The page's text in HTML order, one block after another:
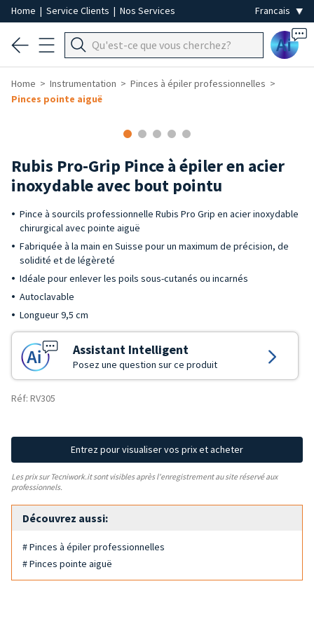
Home | Service Clients | Nos Services
Ai
Home Instrumentation
Pinces à épiler professionnelles
Pinces pointe aiguë
Rubis Pro-Grip Pince à épiler en acier
inoxydable avec bout pointu
Pince à sourcils professionnelle Rubis Pro Grip en acier inoxydable
chirurgical avec pointe aiguë
Fabriquée à la main en Suisse pour un maximum de précision, de
solidité et de légèreté
Idéale pour enlever les poils sous-cutanés ou incarnés
Autoclavable
Longueur 9,5 cm
Assistant Intelligent
Posez une question sur ce produit
Réf: RV305
Entrez pour visualiser vos prix et acheter
Les prix sur Tecniwork.it sont visibles après l'enregistrement au site réservé aux
professionnels.
Découvrez aussi:
# Pinces à épiler professionnelles
# Pinces pointe aiguë